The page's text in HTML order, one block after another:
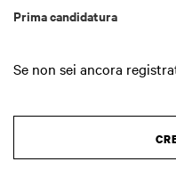
Prima candidatura
Se non sei ancora